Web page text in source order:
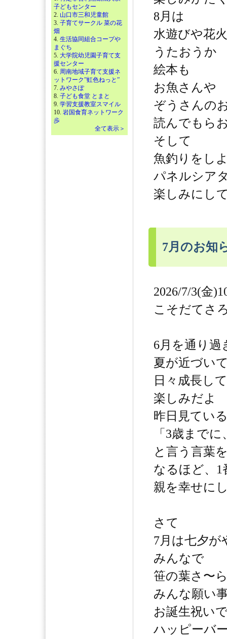
子どもセンター
2. 山口市三和児童館
3. 子育てサークル 菜の花
畑
4. 生活協同組合コープや
まぐち
5. 大学院幼児園子育て支
援センター
6. 周南地域子育て支援ネ
ットワーク”虹色ねっと”
7. みやさぽ
8. 子ども食堂 とまと
9. 学習支援教室スマイル
10. 岩国食育ネットワーク
歩
全て表示＞
8月は
水遊びや花
うたおうか
絵本も
お魚さんや
ぞうさんの
読んでもら
そして
魚釣りをし
パネルシア
楽しみにし
7月のお知
2026/7/3(金
こそだてさ
6月を通り過
夏が近づい
日々成長し
楽しみだよ
昨日見てい
「3歳まで
と言う言葉
なるほど、1
親を幸せに
さて
7月は七夕が
みんなで
笹の葉さ〜
みんな願い
お誕生祝い
ハッピーバ